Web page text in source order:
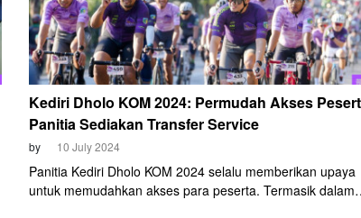
Kediri Dholo KOM 2024: Permudah Akses
Panitia Sediakan Transfer Service
by 10 July 2024
Panitia Kediri Dholo KOM 2024 selalu memberikan upaya
untuk memudahkan akses para peserta. Termasik dalam